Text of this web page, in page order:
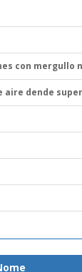
con mergullo
aire dende